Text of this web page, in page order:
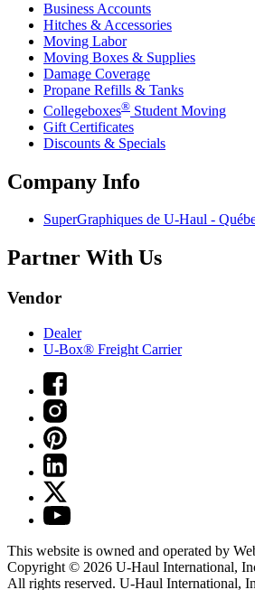
Business Accounts
Hitches & Accessories
Moving Labor
Moving Boxes & Supplies
Damage Coverage
Propane Refills & Tanks
Collegeboxes® Student Moving
Gift Certificates
Discounts & Specials
Company Info
SuperGraphiques de U-Haul -
Partner With Us
Vendor
Dealer
U-Box® Freight Carrier
This website is owned and operated by
Copyright © 2026 U-Haul International,
All rights reserved. U-Haul International,